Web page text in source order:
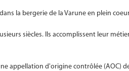
la bergerie de la Varune en plein
siècles. Ils accomplissent leur
appellation d'origine contrôlée (AOC)